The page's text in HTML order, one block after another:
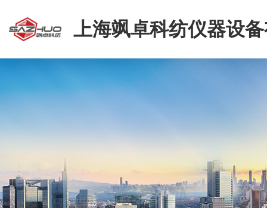
上海飒卓科纺仪器设
司